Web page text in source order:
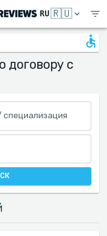
RU🇷🇺
договору с